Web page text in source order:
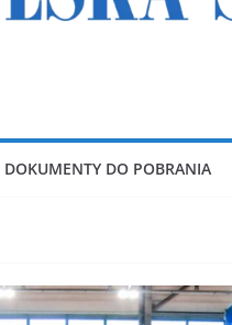
DOKUMENTY DO POBRANIA